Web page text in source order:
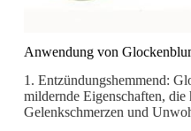
Anwendung von
1. Entzündungshemmend:
mildernde Eigenschaften, die
Gelenkschmerzen und